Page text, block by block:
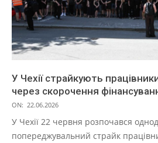
У Чехії страйкують
через скорочення
ON: 22.06.2026
У Чехії 22 червня розпочався
попереджувальний страйк